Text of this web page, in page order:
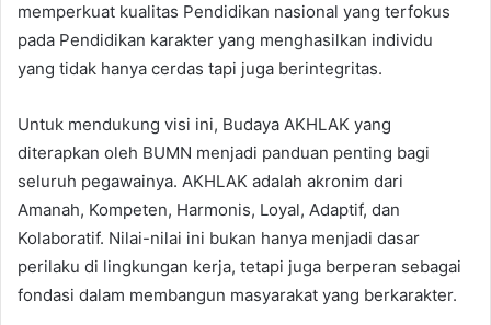
memperkuat kualitas Pendidikan nasional yang terfokus
pada Pendidikan karakter yang menghasilkan individu
yang tidak hanya cerdas tapi juga berintegritas.
Untuk mendukung visi ini, Budaya AKHLAK yang
diterapkan oleh BUMN menjadi panduan penting bagi
seluruh pegawainya. AKHLAK adalah akronim dari
Amanah, Kompeten, Harmonis, Loyal, Adaptif, dan
Kolaboratif. Nilai-nilai ini bukan hanya menjadi dasar
perilaku di lingkungan kerja, tetapi juga berperan sebagai
fondasi dalam membangun masyarakat yang berkarakter.